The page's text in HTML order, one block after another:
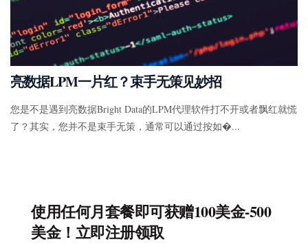
亮数据LPM一片红？束手无策见妙招
您是不是遇到亮数据Bright Data的LPM代理软件打不开或者飘红就慌
了？其实，您并不是束手无策，通常可以通过按如�...
使用任何月套餐即可获赠100美金-500
美金！立即注册领取